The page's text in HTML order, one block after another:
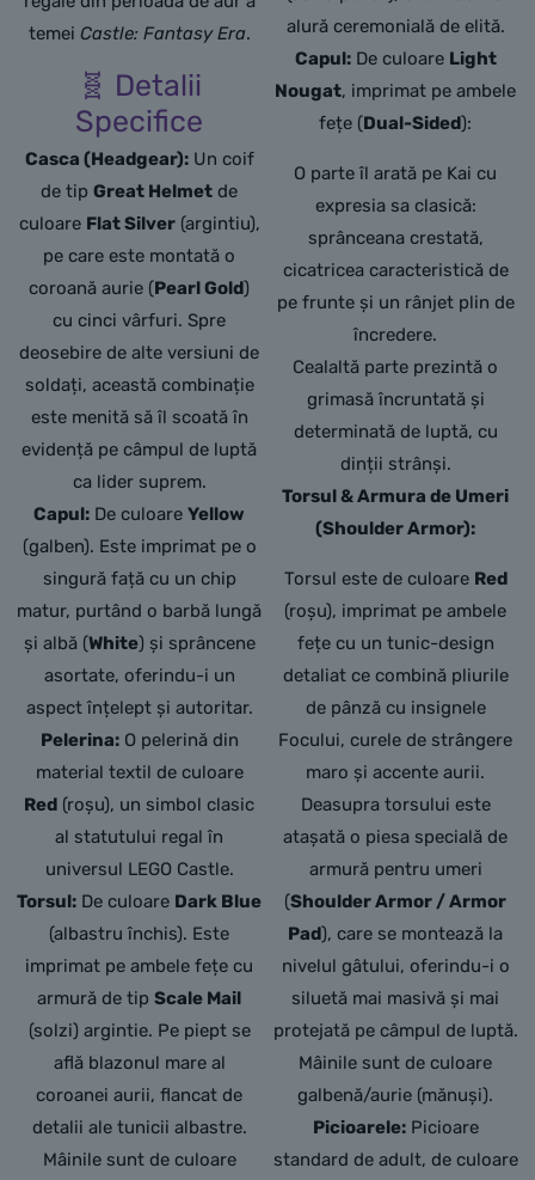
temei Castle: Fantasy Era.
🧬 Detalii
Specifice
Casca (Headgear):Un coif
de tipGreat Helmet de
culoare Flat Silver(argintiu),
pe care este montată o
coroană aurie (Pearl Gold)
cu cinci vârfuri. Spre
deosebire de alte versiuni de
soldați, această combinație
este menită să îl scoată în
evidență pe câmpul de luptă
ca lider suprem.
Capul: De culoareYellow
(galben). Este imprimat pe o
singură față cu un chip
matur, purtând o barbă lungă
și albă (White) și sprâncene
asortate, oferindu-i un
aspect înțelept și autoritar.
Pelerina:O pelerină din
material textil de culoare
Red (roșu), un simbol clasic
al statutului regal în
universul LEGO Castle.
Torsul: De culoare Dark Blue
(albastru închis). Este
imprimat pe ambele fețe cu
armură de tipScale Mail
(solzi) argintie. Pe piept se
află blazonul mare al
coroanei aurii, flancat de
detalii ale tunicii albastre.
Mâinile sunt de culoare
alură ceremonială de elită.
Capul:De culoare Light
Nougat, imprimat pe ambele
fețe (Dual-Sided):
O parte îl arată pe Kai cu
expresia sa clasică:
sprânceana crestată,
cicatricea caracteristică de
pe frunte și un rânjet plin de
încredere.
Cealaltă parte prezintă o
grimasă încruntată și
determinată de luptă, cu
dinții strânși.
Torsul & Armura de Umeri
(Shoulder Armor):
Torsul este de culoare Red
(roșu), imprimat pe ambele
fețe cu un tunic-design
detaliat ce combină pliurile
de pânză cu insignele
Focului, curele de strângere
maro și accente aurii.
Deasupra torsului este
atașată o piesa specială de
armură pentru umeri
(Shoulder Armor / Armor
Pad), care se montează la
nivelul gâtului, oferindu-i o
siluetă mai masivă și mai
protejată pe câmpul de luptă.
Mâinile sunt de culoare
galbenă/aurie (mănuși).
Picioarele:Picioare
standard de adult, de culoare